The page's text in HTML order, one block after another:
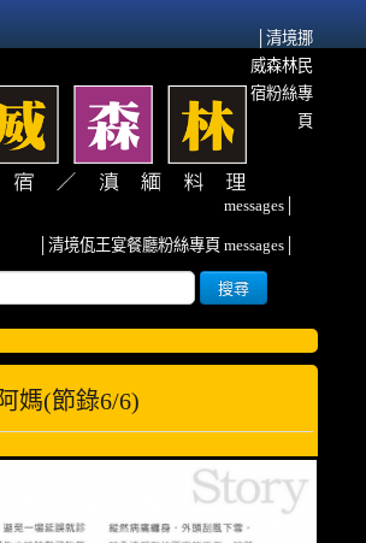
│清境挪
威森林民
宿粉絲專
頁
messages│
│清境佤王宴餐廳粉絲專頁 messages│
搜尋
媽(節錄6/6)